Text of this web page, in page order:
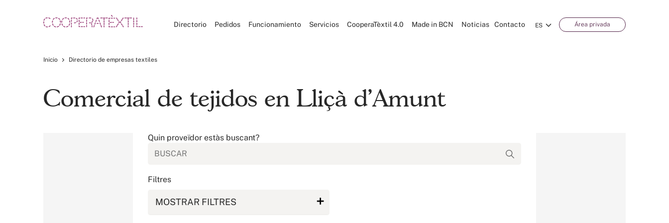
ES Área privada
Directorio Pedidos Funcionamiento Servicios CooperaTèxtil 4.0 Made in BCN Noticias Contacto
Inicio Directorio de empresas textiles
Comercial de tejidos en Lliçà d'Amunt
Quin proveïdor estàs buscant?
Filtres
MOSTRAR FILTRES